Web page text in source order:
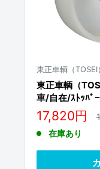
東正車輌（TOSEI）
東正車輌（
車/自在/ｽﾄｯﾊﾟ
販
売
価
格
17,820円
在庫あり